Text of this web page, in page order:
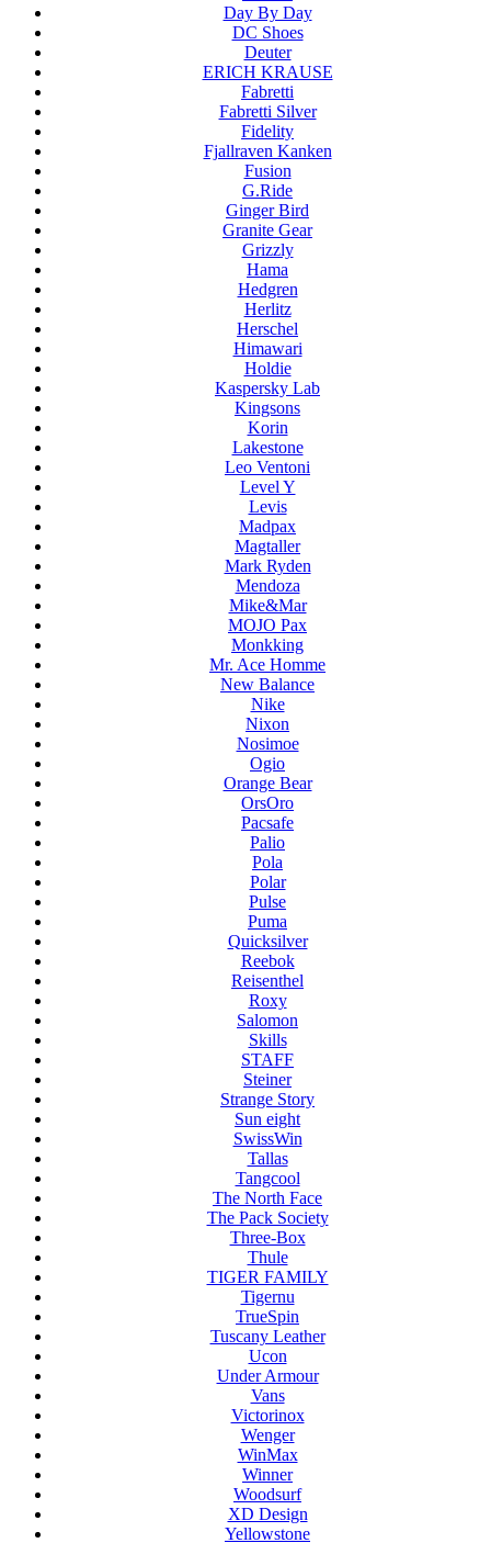
Day By Day
DC Shoes
Deuter
ERICH KRAUSE
Fabretti
Fabretti Silver
Fidelity
Fjallraven Kanken
Fusion
G.Ride
Ginger Bird
Granite Gear
Grizzly
Hama
Hedgren
Herlitz
Herschel
Himawari
Holdie
Kaspersky Lab
Kingsons
Korin
Lakestone
Leo Ventoni
Level Y
Levis
Madpax
Magtaller
Mark Ryden
Mendoza
Mike&Mar
MOJO Pax
Monkking
Mr. Ace Homme
New Balance
Nike
Nixon
Nosimoe
Ogio
Orange Bear
OrsOro
Pacsafe
Palio
Pola
Polar
Pulse
Puma
Quicksilver
Reebok
Reisenthel
Roxy
Salomon
Skills
STAFF
Steiner
Strange Story
Sun eight
SwissWin
Tallas
Tangcool
The North Face
The Pack Society
Three-Box
Thule
TIGER FAMILY
Tigernu
TrueSpin
Tuscany Leather
Ucon
Under Armour
Vans
Victorinox
Wenger
WinMax
Winner
Woodsurf
XD Design
Yellowstone